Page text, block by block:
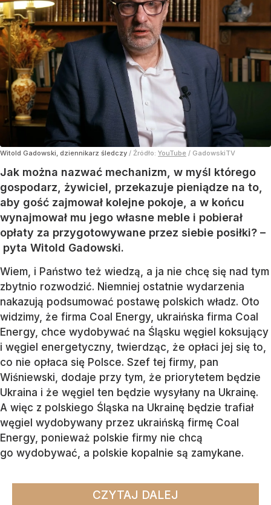
Witold Gadowski, dziennikarz śledczy / Źródło: YouTube / GadowskiTV
Jak można nazwać mechanizm, w myśl którego
gospodarz, żywiciel, przekazuje pieniądze na to,
aby gość zajmował kolejne pokoje, a w końcu
wynajmował mu jego własne meble i pobierał
opłaty za przygotowywane przez siebie posiłki? –
pyta Witold Gadowski.
Wiem, i Państwo też wiedzą, a ja nie chcę się nad tym
zbytnio rozwodzić. Niemniej ostatnie wydarzenia
nakazują podsumować postawę polskich władz. Oto
widzimy, że firma Coal Energy, ukraińska firma Coal
Energy, chce wydobywać na Śląsku węgiel koksujący
i węgiel energetyczny, twierdząc, że opłaci jej się to,
co nie opłaca się Polsce. Szef tej firmy, pan
Wiśniewski, dodaje przy tym, że priorytetem będzie
Ukraina i że węgiel ten będzie wysyłany na Ukrainę.
A więc z polskiego Śląska na Ukrainę będzie trafiał
węgiel wydobywany przez ukraińską firmę Coal
Energy, ponieważ polskie firmy nie chcą
go wydobywać, a polskie kopalnie są zamykane.
CZYTAJ DALEJ